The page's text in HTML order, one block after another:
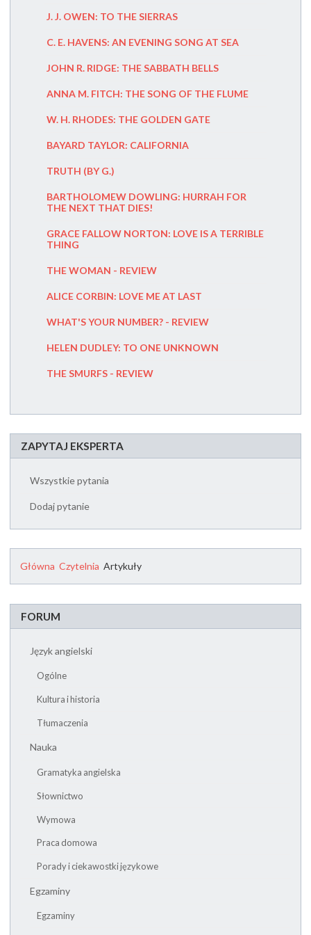
J. J. OWEN: TO THE SIERRAS
C. E. HAVENS: AN EVENING SONG AT SEA
JOHN R. RIDGE: THE SABBATH BELLS
ANNA M. FITCH: THE SONG OF THE FLUME
W. H. RHODES: THE GOLDEN GATE
BAYARD TAYLOR: CALIFORNIA
TRUTH (BY G.)
BARTHOLOMEW DOWLING: HURRAH FOR
THE NEXT THAT DIES!
GRACE FALLOW NORTON: LOVE IS A TERRIBLE
THING
THE WOMAN - REVIEW
ALICE CORBIN: LOVE ME AT LAST
WHAT'S YOUR NUMBER? - REVIEW
HELEN DUDLEY: TO ONE UNKNOWN
THE SMURFS - REVIEW
ZAPYTAJ EKSPERTA
Wszystkie pytania
Dodaj pytanie
Główna Czytelnia Artykuły
FORUM
Język angielski
Ogólne
Kultura i historia
Tłumaczenia
Nauka
Gramatyka angielska
Słownictwo
Wymowa
Praca domowa
Porady i ciekawostki językowe
Egzaminy
Egzaminy